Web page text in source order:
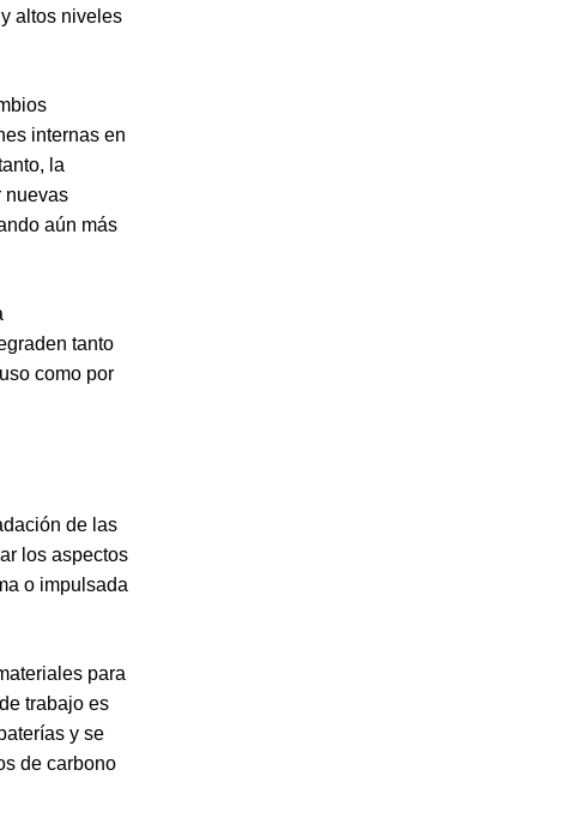
altos niveles
internas en
la
nuevas
aún más
tanto
como por
de las
los aspectos
o impulsada
para
trabajo es
y se
de carbono